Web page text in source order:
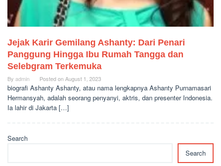
Jejak Karir Gemilang Ashanty: Dari Penari
Panggung Hingga Ibu Rumah Tangga dan
Selebgram Terkemuka
By admin Posted onAugust 1, 2023
biografi Ashanty Ashanty, atau nama lengkapnya Ashanty Purnamasari
Hermansyah, adalah seorang penyanyi, aktris, dan presenter Indonesia.
Ia lahir di Jakarta […]
Search
Search